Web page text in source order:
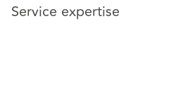
Service expertise